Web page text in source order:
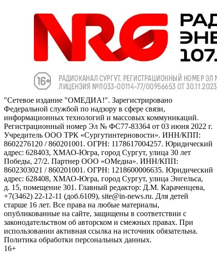
"Сетевое издание "ОМЕДИА!". Зарегистрировано
Федеральной службой по надзору в сфере связи,
информационных технологий и массовых коммуникаций.
Регистрационный номер Эл № ФС77-83364 от 03 июня 2022 г.
Учредитель ООО ТРК «Сургутинтерновости». ИНН/КПП:
8602276120 / 860201001. ОГРН: 1178617004257. Юридический
адрес: 628403, ХМАО-Югра, город Сургут, улица 30 лет
Победы, 27/2. Партнер ООО «ОМедиа». ИНН/КПП:
8602303021 / 860201001. ОГРН: 1218600006635. Юридический
адрес: 628408, ХМАО-Югра, город Сургут, улица Энгельса,
д. 15, помещение 301. Главный редактор: Д.М. Караченцева,
+7(3462) 22-12-11 (доб.6109), site@in-news.ru. Для детей
старше 16 лет. Все права на любые материалы,
опубликованные на сайте, защищены в соответствии с
законодательством об авторском и смежных правах. При
использовании активная ссылка на источник обязательна.
Политика обработки персональных данных.
16+